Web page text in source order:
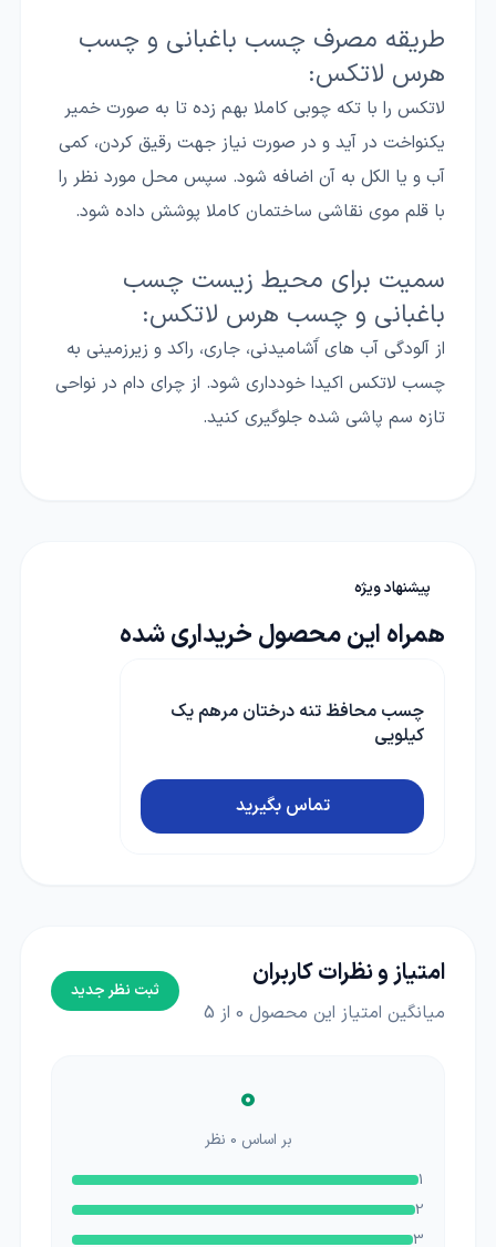
طریقه مصرف چسب باغبانی و چسب
هرس لاتکس:
لاتکس را با تکه چوبی کاملا بهم زده تا به صورت خمیر
یکنواخت در آید و در صورت نیاز جهت رقیق کردن، کمی
آب و یا الکل به آن اضافه شود. سپس محل مورد نظر را
با قلم موی نقاشی ساختمان کاملا پوشش داده شود.
سمیت برای محیط زیست چسب
باغبانی و چسب هرس لاتکس:
از آلودگی آب های آَشامیدنی، جاری، راکد و زیرزمینی به
چسب لاتکس اکیدا خودداری شود. از چرای دام در نواحی
تازه سم پاشی شده جلوگیری کنید.
پیشنهاد ویژه
همراه این محصول خریداری شده
چسب محافظ تنه درختان مرهم یک
کیلویی
تماس بگیرید
امتیاز و نظرات کاربران
میانگین امتیاز این محصول 0 از 5
ثبت نظر جدید
0
بر اساس 0 نظر
1
2
3